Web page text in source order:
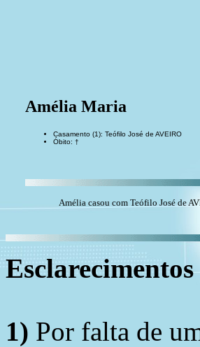
Amélia Maria
Casamento (1): Teófilo José de AVEIRO
Óbito: †
Amélia casou com Teófilo José de
1) Por falta de